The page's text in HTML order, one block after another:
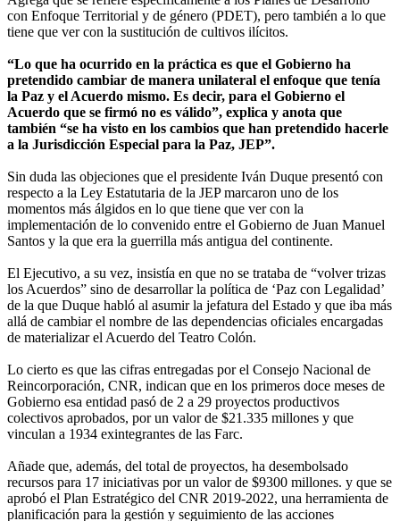
con Enfoque Territorial y de género (PDET), pero también a lo que
tiene que ver con la sustitución de cultivos ilícitos.
“Lo que ha ocurrido en la práctica es que el Gobierno ha
pretendido cambiar de manera unilateral el enfoque que tenía
la Paz y el Acuerdo mismo. Es decir, para el Gobierno el
Acuerdo que se firmó no es válido”, explica y anota que
también “se ha visto en los cambios que han pretendido hacerle
a la Jurisdicción Especial para la Paz, JEP”.
Sin duda las objeciones que el presidente Iván Duque presentó con
respecto a la Ley Estatutaria de la JEP marcaron uno de los
momentos más álgidos en lo que tiene que ver con la
implementación de lo convenido entre el Gobierno de Juan Manuel
Santos y la que era la guerrilla más antigua del continente.
El Ejecutivo, a su vez, insistía en que no se trataba de “volver trizas
los Acuerdos” sino de desarrollar la política de ‘Paz con Legalidad’
de la que Duque habló al asumir la jefatura del Estado y que iba más
allá de cambiar el nombre de las dependencias oficiales encargadas
de materializar el Acuerdo del Teatro Colón.
Lo cierto es que las cifras entregadas por el Consejo Nacional de
Reincorporación, CNR, indican que en los primeros doce meses de
Gobierno esa entidad pasó de 2 a 29 proyectos productivos
colectivos aprobados, por un valor de $21.335 millones y que
vinculan a 1934 exintegrantes de las Farc.
Añade que, además, del total de proyectos, ha desembolsado
recursos para 17 iniciativas por un valor de $9300 millones. y que se
aprobó el Plan Estratégico del CNR 2019-2022, una herramienta de
planificación para la gestión y seguimiento de las acciones